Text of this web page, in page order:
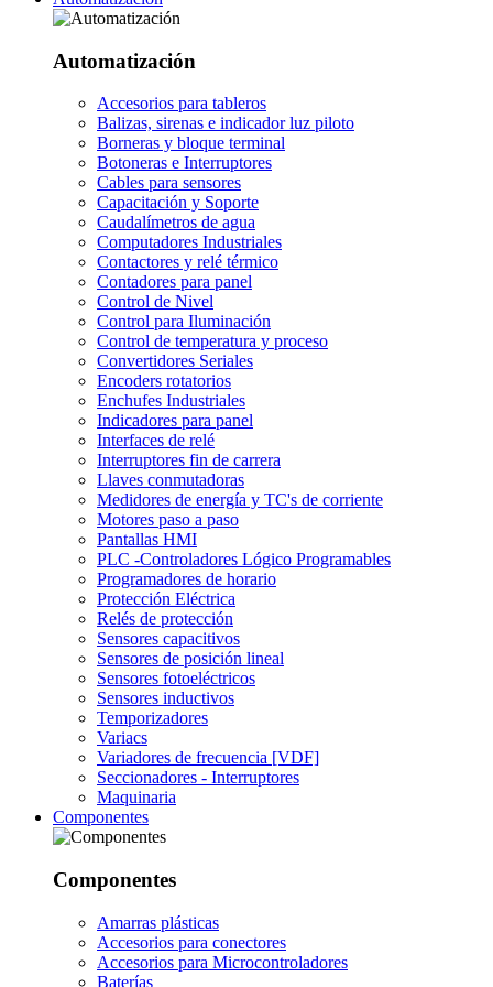
Automatización
Accesorios para tableros
Balizas, sirenas e indicador luz piloto
Borneras y bloque terminal
Botoneras e Interruptores
Cables para sensores
Capacitación y Soporte
Caudalímetros de agua
Computadores Industriales
Contactores y relé térmico
Contadores para panel
Control de Nivel
Control para Iluminación
Control de temperatura y proceso
Convertidores Seriales
Encoders rotatorios
Enchufes Industriales
Indicadores para panel
Interfaces de relé
Interruptores fin de carrera
Llaves conmutadoras
Medidores de energía y TC's de corriente
Motores paso a paso
Pantallas HMI
PLC -Controladores Lógico Programables
Programadores de horario
Protección Eléctrica
Relés de protección
Sensores capacitivos
Sensores de posición lineal
Sensores fotoeléctricos
Sensores inductivos
Temporizadores
Variacs
Variadores de frecuencia [VDF]
Seccionadores - Interruptores
Maquinaria
Componentes
Componentes
Amarras plásticas
Accesorios para conectores
Accesorios para Microcontroladores
Baterías